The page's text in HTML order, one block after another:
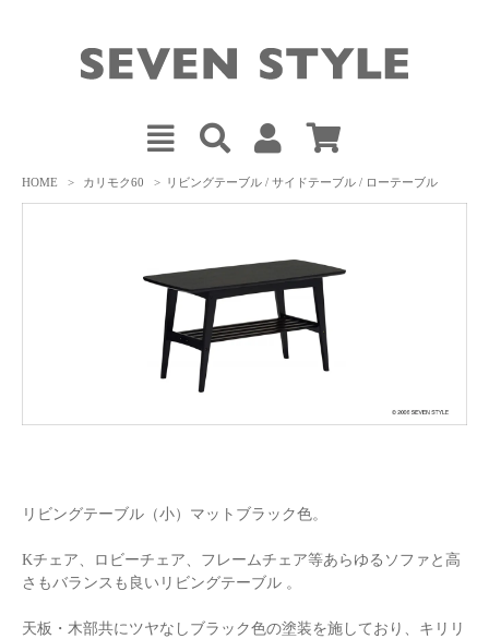
HOME > カリモク60 > リビングテーブル / サイドテーブル / ローテーブル
リビングテーブル（小）マットブラック色。
Kチェア、ロビーチェア、フレームチェア等あらゆるソファと高
さもバランスも良いリビングテーブル 。
天板・木部共にツヤなしブラック色の塗装を施しており、キリリ